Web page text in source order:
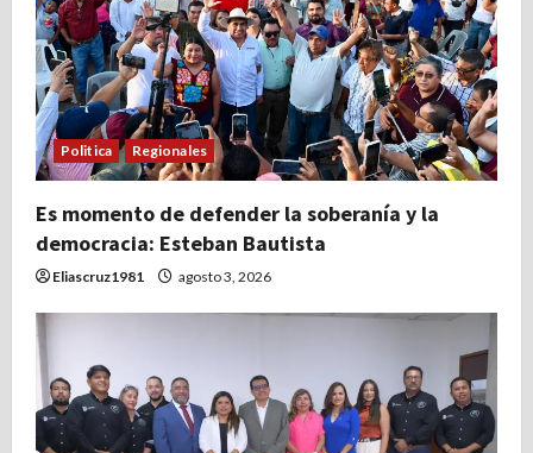
Politica Regionales
Es momento de defender la soberanía y la
democracia: Esteban Bautista
Eliascruz1981 agosto 3, 2026